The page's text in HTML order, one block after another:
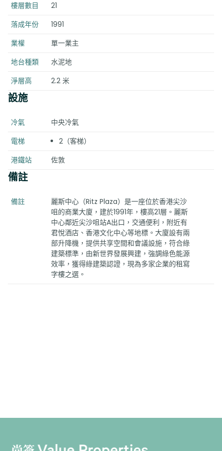
樓層數目
21
落成年份
1991
業權
單一業主
地台種類
水泥地
淨層高
2.2 米
設施
冷氣
中央冷氣
電梯
2（客梯）
港鐵站
佐敦
備註
備註
麗斯中心（Ritz Plaza）是一座位於香港尖沙
咀的商業大廈，建於1991年，樓高21層。麗斯
中心鄰近尖沙咀站A出口，交通便利，附近有
君悅酒店、香港文化中心等地標。大廈設有兩
部升降機，提供共享空間和會議設施，符合綠
建築標準，由新世界發展興建，強調綠色能源
效率，獲得綠建築認證，現為多家企業的租寫
字樓之選。